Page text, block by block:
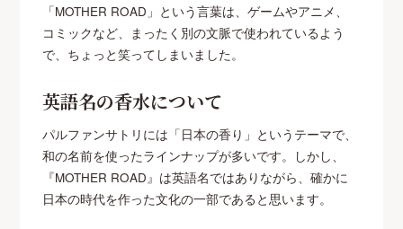
「MOTHER ROAD」という言葉は、ゲームやアニメ、
コミックなど、まったく別の文脈で使われているよう
で、ちょっと笑ってしまいました。
英語名の香水について
パルファンサトリには「日本の香り」というテーマで、
和の名前を使ったラインナップが多いです。しかし、
『MOTHER ROAD』は英語名ではありながら、確かに
日本の時代を作った文化の一部であると思います。